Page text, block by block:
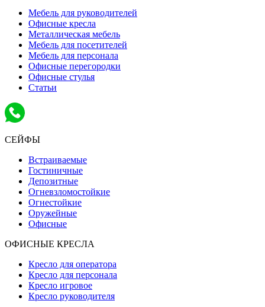
Мебель для руководителей
Офисные кресла
Металлическая мебель
Мебель для посетителей
Мебель для персонала
Офисные перегородки
Офисные стулья
Статьи
СЕЙФЫ
Встраиваемые
Гостиничные
Депозитные
Огневзломостойкие
Огнестойкие
Оружейные
Офисные
ОФИСНЫЕ КРЕСЛА
Кресло для оператора
Кресло для персонала
Кресло игровое
Кресло руководителя